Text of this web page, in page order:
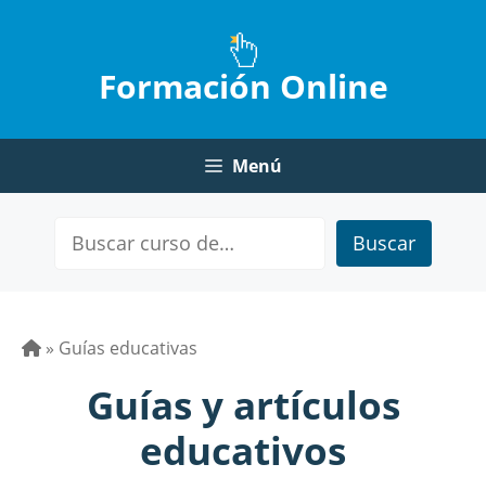
Formación Online
Menú
Buscar
» Guías educativas
Guías y artículos
educativos